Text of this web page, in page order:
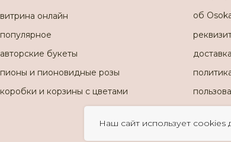
популярное
авторские букеты
пионы и пионовидные розы
коробки и корзины с цветами
об
витрина онлайн
Наш сайт использует cookies